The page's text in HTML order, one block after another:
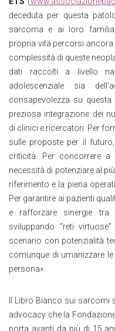
deceduta per questa
sarcoma e ai loro
propria vita percorsi
complessità di queste
dati raccolti a livello
adolescenziale sia
consapevolezza su
preziosa integrazione dei
di clinici e ricercatori. Per
sulle proposte per il
criticità. Per concorrere a
necessità di potenziare al
riferimento e la piena
Per garantire ai pazienti
e rafforzare sinergie
sviluppando “reti
scenario con potenzialità
comunque di umanizzare
persona».
Il Libro Bianco sui
advocacy che la
porta avanti da più di 15